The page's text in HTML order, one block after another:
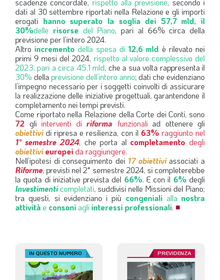
scadenze concordate, rispetto alla previsione, secondo i
dati al 30 settembre riportati nella Relazione e gli importi
erogati hanno superato la soglia dei 57,7 mld, il
30%delle risorse del Piano, pari al 66% circa della
previsione per l’intero 2024.
Altro incremento della spesa di12,6 mld è rilevato nei
primi 9 mesi del 2024, rispetto al valore complessivo del
2023, pari a circa 45,1 mld, che a sua volta rappresenta il
30% della previsione dell’intero anno; dati che evidenziano
l’impegno necessario per i soggetti coinvolti di assicurare
la realizzazione delle iniziative progettuali, garantendone il
completamento nei tempi previsti.
Come riportato nella Relazione della Corte dei Conti, sono
72 gli interventi di riforma funzionali ad ottenere gli
obiettividi ripresa e resilienza, con il 63% raggiunto nel
1° semestre 2024, che porta al completamento degli
obiettivieuropei da raggiungere.
Nell’ipotesi di conseguimento dei 17 obiettivi associati a
Riforme, previsti nel 2° semestre 2024, si completerebbe
la quota di iniziative prevista del 66%. E con il 6% degli
Investimenticompletati, suddivisi nelle Missioni del Piano;
tra questi, si evidenziano i più congeniali alla nostra
attivitàe consoni agli interessi professionali. ■
IN QUESTO NUMERO PREVIDENZA